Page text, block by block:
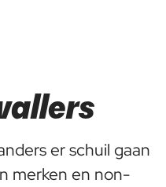
er schuil gaan
merken en non-